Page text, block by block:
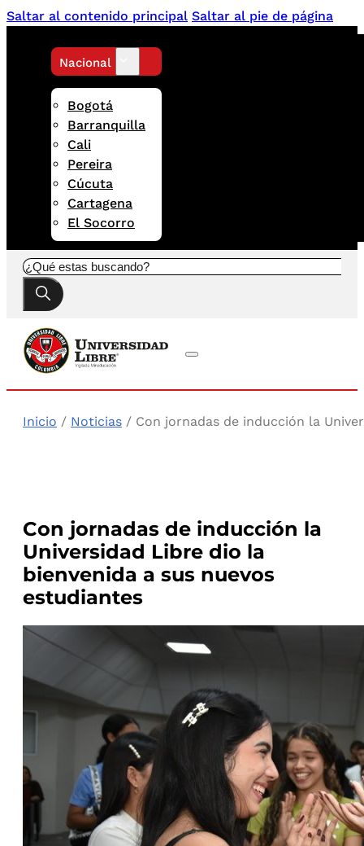
Saltar al contenido principal Saltar al pie de página
Nacional
Bogotá
Barranquilla
Cali
Pereira
Cúcuta
Cartagena
El Socorro
Buscar
Inicio / Noticias / Con jornadas de inducción la
Con jornadas de inducción la
Universidad Libre dio la
bienvenida a sus nuevos
estudiantes